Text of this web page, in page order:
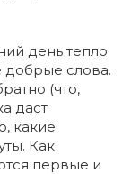
день тепло
добрые слова.
(что,
даст
какие
Как
первые и